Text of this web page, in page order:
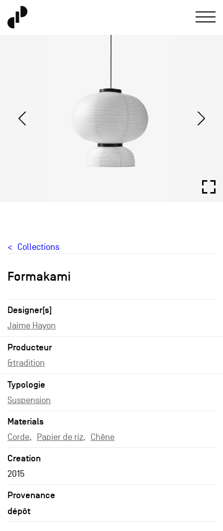
Collections
Formakami
Designer[s]
Jaime Hayon
Producteur
&tradition
Typologie
Suspension
Materials
Corde Papier de riz Chêne
Creation
2015
Provenance
dépôt